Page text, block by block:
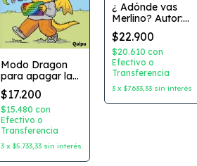
Modo Dragon
para apagar la
pantalla
Coleccion: Serie
Amarilla Autor:
Felicitas Arrieta
Dibujante:
Ernesto Guerrero
$17.200
$15.480 con
Efectivo o
Transferencia
3 x $5.733,33 sin interés
¿ Adónde vas
Merlino? Autor:
Eva Rasano
Editorial: Kokinos
$22.900
$20.610con
Efectivo o
Transferencia
3 x$7.633,33 sin interés